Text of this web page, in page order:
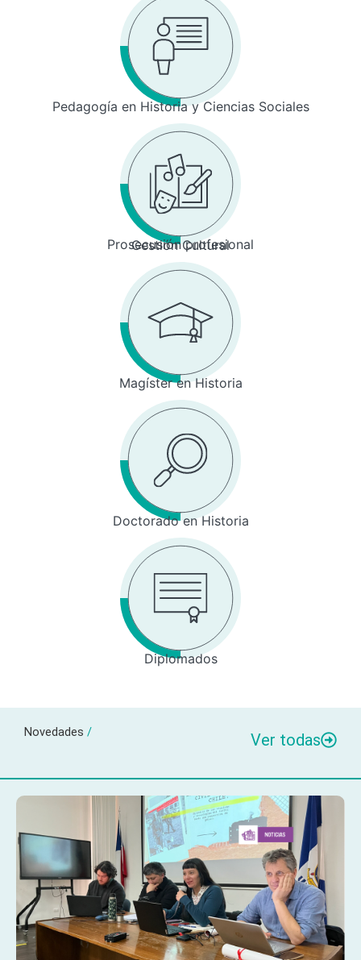
Pedagogía en Historia y Ciencias Sociales
Prosecusión profesional
Gestión Cultural
Magíster en Historia
Doctorado en Historia
Diplomados
Novedades / Ver todas